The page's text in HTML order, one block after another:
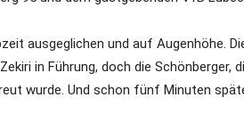
ausgeglichen und auf Augenhöhe.
in Führung, doch die Schönberger,
wurde. Und schon fünf Minuten